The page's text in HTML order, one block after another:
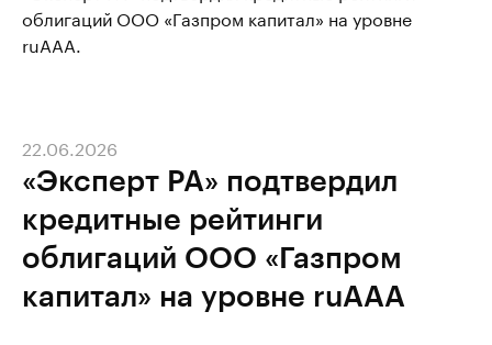
облигаций ООО «Газпром капитал» на уровне
ruAAA.
«Эксперт РА» подтвердил
кредитные рейтинги
облигаций ООО «Газпром
капитал» на уровне ruAAA
22.06.2026